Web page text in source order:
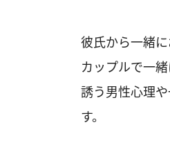
彼氏から一緒
カップルで一
誘う男性心理
す。